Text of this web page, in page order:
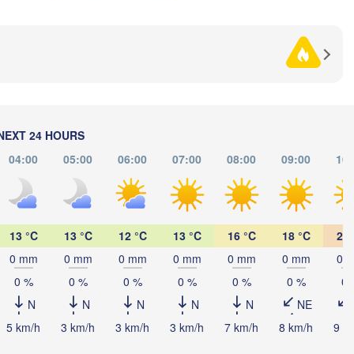
24 HOURS
04:00 05:00 06:00 07:00 08:00 09:00
13 °C
0 mm
0 %
N
5 km/h
13 °C
0 mm
0 %
N
3 km/h
12 °C
0 mm
0 %
N
3 km/h
13 °C
0 mm
0 %
N
3 km/h
16 °C
0 mm
0 %
N
7 km/h
18 °C
0 mm
0 %
NE
8 km/h
20
0
0
9
Одеса
(Odesa)
Chișinău
Кривий Ріг
(Kryvyi Rih)
Чернівці
(Kropyvnytskyi)
Brașov
Galați
Миколаїв
(Mykolaiv)
MOLDOVA